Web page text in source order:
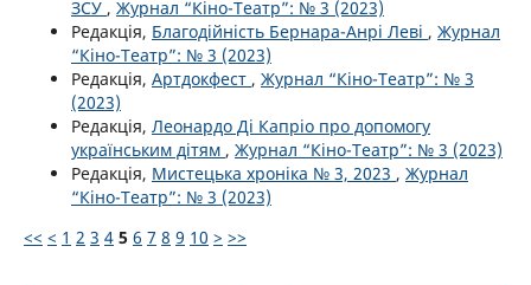
ЗСУ , Журнал “Кіно-Театр”: № 3 (2023)
Редакція, Благодійність Бернара-Анрі Леві , Журнал
“Кіно-Театр”: № 3 (2023)
Редакція, Артдокфест , Журнал “Кіно-Театр”: № 3
(2023)
Редакція, Леонардо Ді Капріо про допомогу
українським дітям , Журнал “Кіно-Театр”: № 3 (2023)
Редакція, Мистецька хроніка № 3, 2023 , Журнал
“Кіно-Театр”: № 3 (2023)
<< < 1 2 3 4 5 6 7 8 9 10 > >>